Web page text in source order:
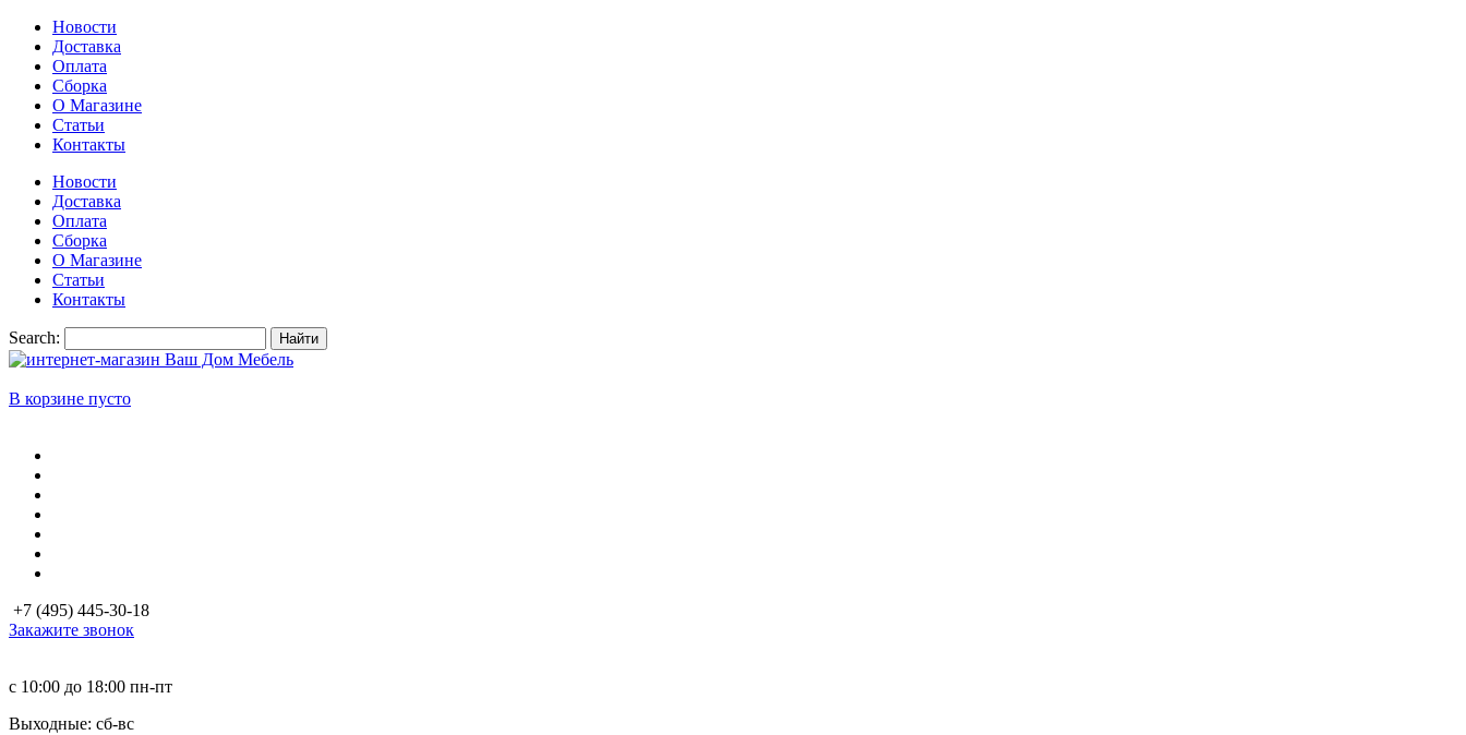
Новости
Доставка
Оплата
Сборка
О Магазине
Статьи
Контакты
Новости
Доставка
Оплата
Сборка
О Магазине
Статьи
Контакты
Search: Найти
В корзине пусто
+7 (495) 445-30-18
Закажите звонок
с 10:00 до 18:00 пн-пт
Выходные: сб-вc